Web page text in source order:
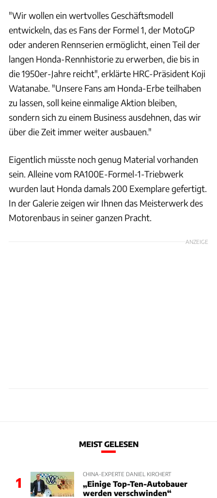
"Wir wollen ein wertvolles Geschäftsmodell
entwickeln, das es Fans der Formel 1, der MotoGP
oder anderen Rennserien ermöglicht, einen Teil der
langen Honda-Rennhistorie zu erwerben, die bis in
die 1950er-Jahre reicht", erklärte HRC-Präsident Koji
Watanabe. "Unsere Fans am Honda-Erbe teilhaben
zu lassen, soll keine einmalige Aktion bleiben,
sondern sich zu einem Business ausdehnen, das wir
über die Zeit immer weiter ausbauen."
Eigentlich müsste noch genug Material vorhanden
sein. Alleine vom RA100E-Formel-1-Triebwerk
wurden laut Honda damals 200 Exemplare gefertigt.
In der Galerie zeigen wir Ihnen das Meisterwerk des
Motorenbaus in seiner ganzen Pracht.
ANZEIGE
MEIST GELESEN
1
CHINA-EXPERTE DANIEL KIRCHERT
„Einige Top-Ten-Autobauer
werden verschwinden“